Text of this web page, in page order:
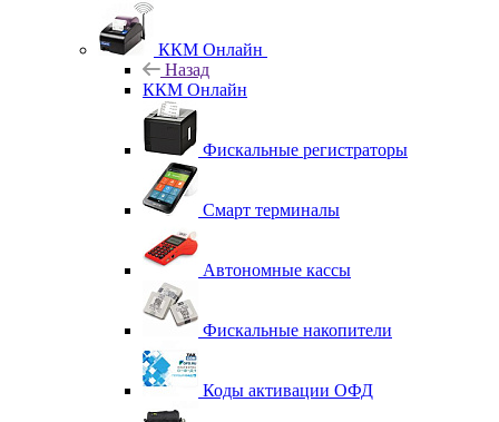
ККМ Онлайн
Назад
ККМ Онлайн
Фискальные регистраторы
Смарт терминалы
Автономные кассы
Фискальные накопители
Коды активации ОФД